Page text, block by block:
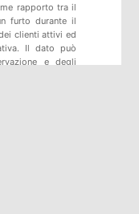
rapporto tra il
furto durante il
clienti attivi ed
Il dato può
e degli